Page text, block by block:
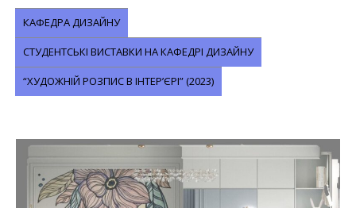
КАФЕДРА ДИЗАЙНУ
СТУДЕНТСЬКІ ВИСТАВКИ НА КАФЕДРІ ДИЗАЙНУ
“ХУДОЖНІЙ РОЗПИС В ІНТЕР’ЄРІ” (2023)